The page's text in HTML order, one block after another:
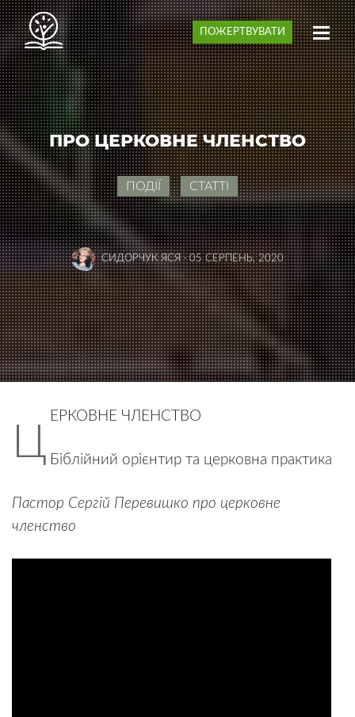
ПОЖЕРТВУВАТИ
ПРО ЦЕРКОВНЕ ЧЛЕНСТВО
ПОДІЇ СТАТТІ
СИДОРЧУК ЯСЯ·05 СЕРПЕНЬ, 2020
Ц
ЕРКОВНЕ ЧЛЕНСТВО
Біблійний орієнтир та церковна практика
Пастор Сергій Перевишко про церковне
членство